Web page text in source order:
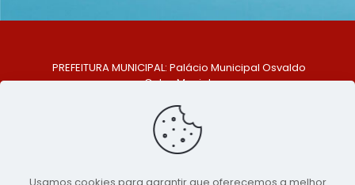
PREFEITURA MUNICIPAL: Palácio Municipal Osvaldo
Celso Maciel
Centro, São Bento do Una - PE. CEP: 553370-128
TELEFONE: (81) 99548-1569
E-MAIL: ouvidoria@saobentodouna.pe.gov.br